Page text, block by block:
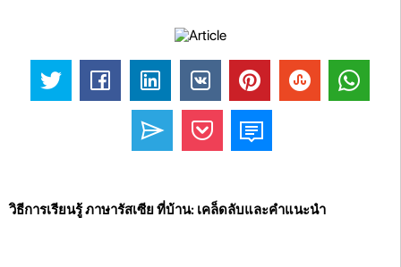
วิธีการเรียนรู้ ภาษารัสเซีย ที่บ้าน: เคล็ดลับและคำแนะนำ